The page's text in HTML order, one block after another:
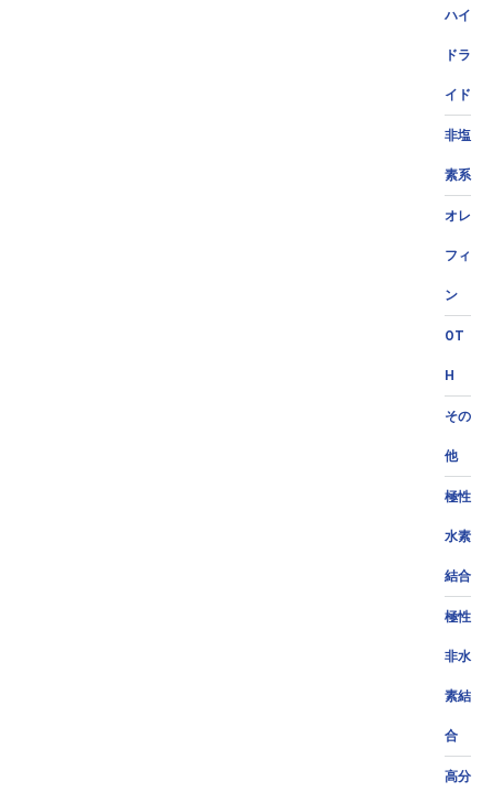
ハイ
ドラ
イド
非塩
素系
オレ
フィ
ン
OT
H
その
他
極性
水素
結合
極性
非水
素結
合
高分